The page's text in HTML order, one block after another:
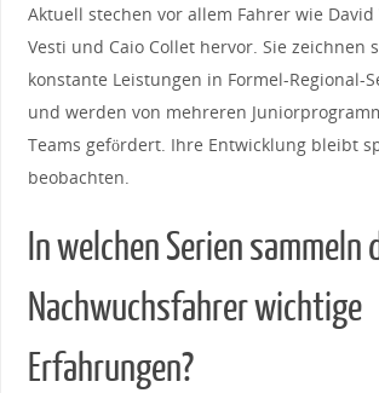
Aktuell stechen vor ⁣allem Fahrer wie David
Vesti und Caio⁤ Collet hervor.⁢ Sie zeichnen
‌konstante ⁣Leistungen in ‌Formel-Regional-
⁤und werden von mehreren
Teams⁢ gefördert.​ Ihre‍ Entwicklung bleibt⁤
beobachten.
In welchen Serien sammeln
Nachwuchsfahrer wichtige​
Erfahrungen?